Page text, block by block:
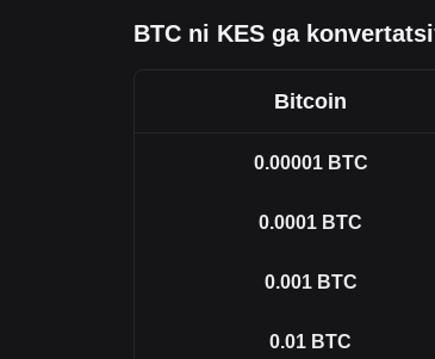
BTC ni KES ga
Bitcoin
0.00001 BTC
0.0001 BTC
0.001 BTC
0.01 BTC